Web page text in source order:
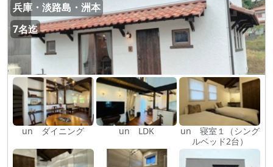
兵庫・淡路島・洲本
7名迄
un ダイニング un LDK
un 寝室１（シング
ルベッド2台）